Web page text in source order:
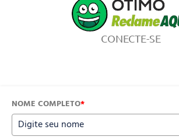
CONECTE-SE
NOME COMPLETO*